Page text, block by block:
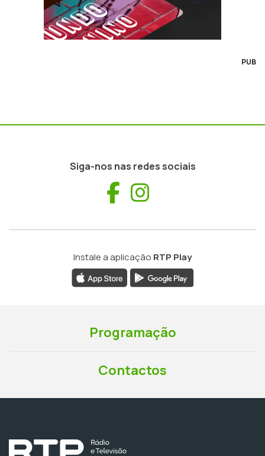
PUB
Siga-nos nas redes sociais
Facebook
Instale a aplicação RTP Play
Programação
Contactos